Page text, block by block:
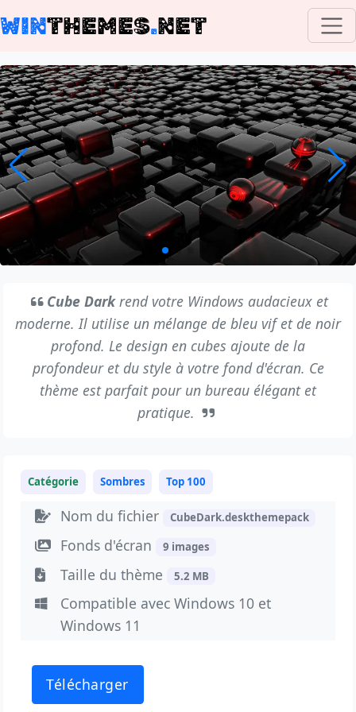
WINTHEMES.NET
Cube Darkrend votre Windows audacieux et
moderne. Il utilise un mélange de bleu vif et de noir
profond. Le design en cubes ajoute de la
profondeur et du style à votre fond d'écran. Ce
thème est parfait pour un bureau élégant et
pratique.
Catégorie Sombres Top 100
Nom du fichier CubeDark.deskthemepack
Fonds d'écran 9 images
Taille du thème 5.2 MB
Compatible avec Windows 10 et
Windows 11
Télécharger